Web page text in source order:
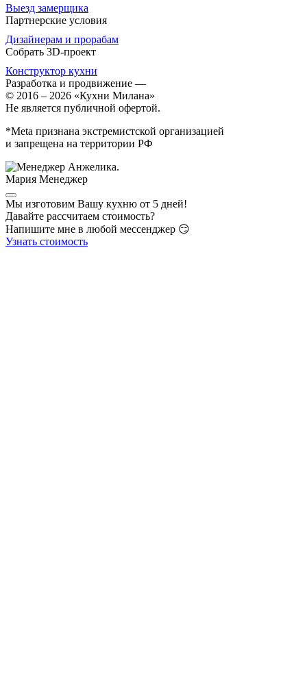
Выезд замерщика
Партнерские условия
Дизайнерам и прорабам
Собрать 3D-проект
Конструктор кухни
Разработка и продвижение —
© 2016 – 2026 «Кухни Милана»
Не является публичной офертой.
*Meta признана экстремистской организацией
и запрещена на территории РФ
Мария Менеджер
Мы изготовим Вашу кухню от 5 дней!
Давайте рассчитаем стоимость?
Напишите мне в любой мессенджер 😏
Узнать стоимость